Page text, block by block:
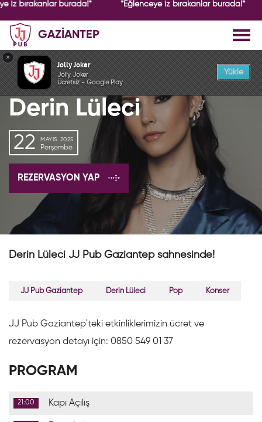
iz bırakanlar burada!* *Eğlenceye iz bırakanlar burada!*
GAZİANTEP
GEÇMİŞ ETKİNLİK
Derin Lüleci
22 MAYIS 2025
Perşembe
REZERVASYON YAP
Derin Lüleci JJ Pub Gaziantep sahnesinde!
JJ Pub Gaziantep Derin Lüleci Pop Konser
JJ Pub Gaziantep'teki etkinliklerimizin ücret ve
rezervasyon detayı için: 0850 549 01 37
PROGRAM
21:00 Kapı Açılış
×
Jolly Joker
Jolly Joker
Ücretsiz - Google Play
Yükle